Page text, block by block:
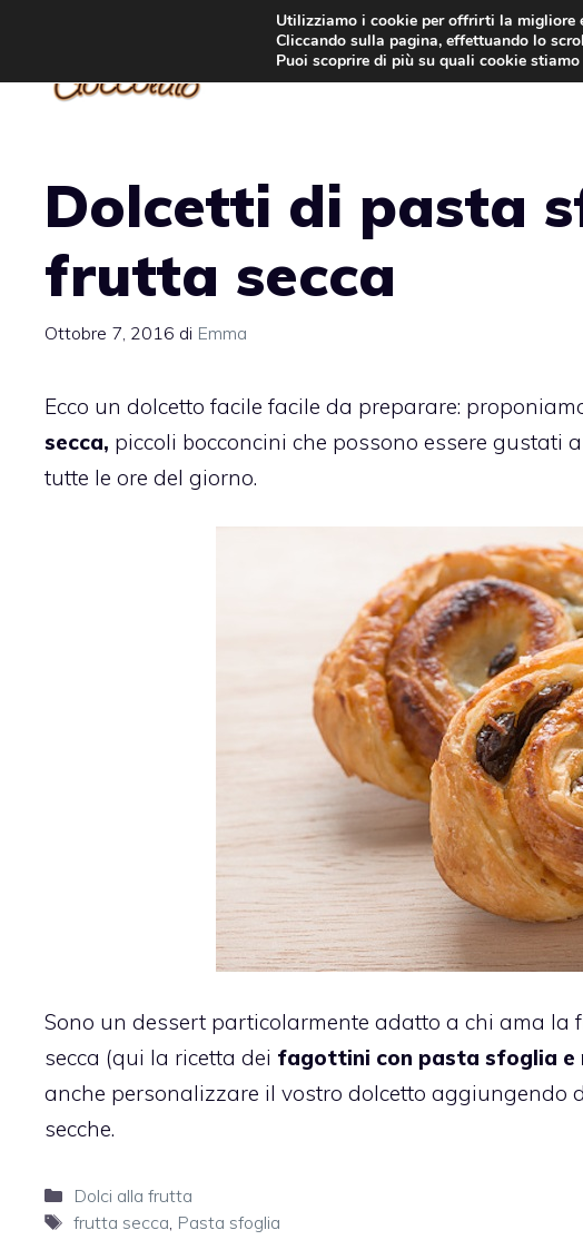
contenuto
Dolcetti di pasta
frutta secca
Ottobre 7, 2016 di Emma
Ecco un dolcetto facile facile da preparare:
secca, piccoli bocconcini che possono essere gustati
tutte le ore del giorno.
Sono un dessert particolarmente adatto a chi ama la
secca (qui la ricetta dei fagottini con pasta sfoglia e
anche personalizzare il vostro dolcetto aggiungendo
secche.
Categorie
Dolci alla frutta
Tag
frutta secca Pasta sfoglia
Utilizziamo i cookie per offrirti la migliore
Cliccando sulla pagina, effettuando lo
Puoi scoprire di più su quali cookie